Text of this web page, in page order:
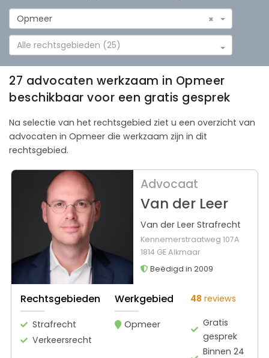
×
Opmeer
Alle rechtsgebieden (25)
27 advocaten werkzaam in Opmeer
beschikbaar voor een gratis gesprek
Na selectie van het rechtsgebied ziet u een overzicht van
advocaten in Opmeer die werkzaam zijn in dit
rechtsgebied.
Advocaat
Van der Leer
Van der Leer Strafrecht
Kennemerstraatweg 107A
1814 GE Alkmaar
Beëdigd in 2009
Rechtsgebieden
Strafrecht
Verkeersrecht
Werkgebied
Opmeer
48 reviews
Gratis
gesprek
Binnen 24